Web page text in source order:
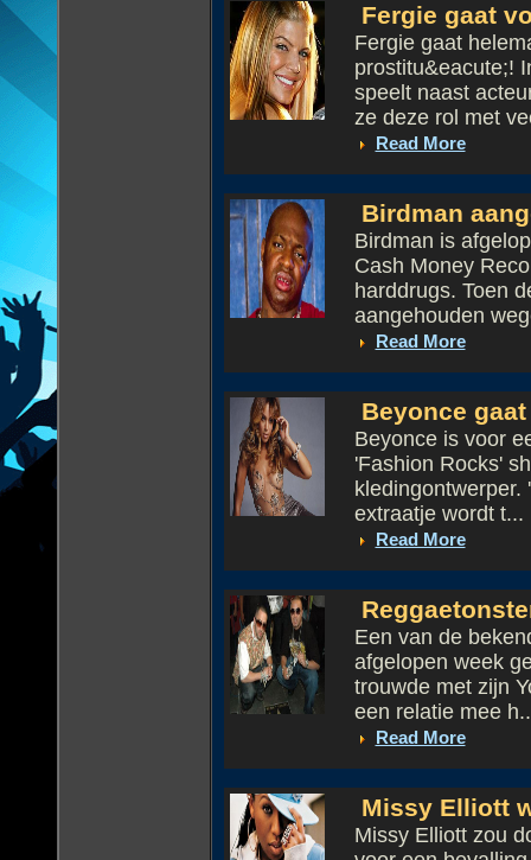
Fergie gaat
Fergie gaat
prostitu&eacute;!
speelt naast
ze deze rol met
Read More
Birdman
Birdman is
Cash Money
harddrugs. Toen
aangehouden
Read More
Beyonce
Beyonce is voor
'Fashion Rocks'
extraatje wordt t...
Read More
Een van de
afgelopen week
trouwde met zijn
een relatie mee
Read More
Missy Elliott
Missy Elliott zou